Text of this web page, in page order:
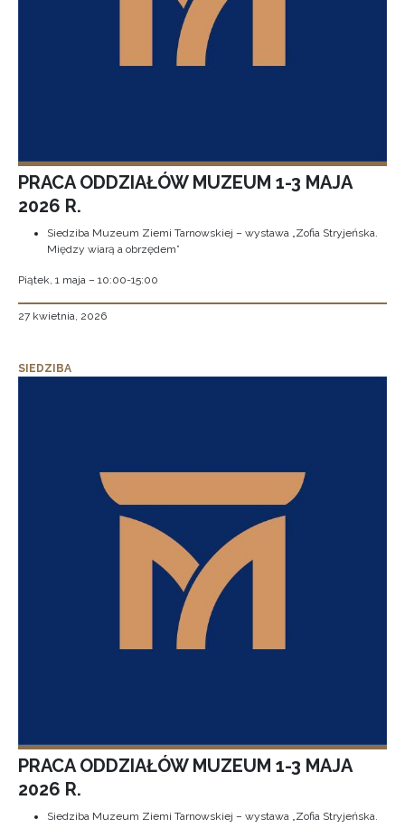
PRACA ODDZIAŁÓW MUZEUM 1-3 MAJA
2026 R.
Siedziba Muzeum Ziemi Tarnowskiej – wystawa „Zofia Stryjeńska.
Między wiarą a obrzędem”
Piątek, 1 maja – 10:00-15:00
27 kwietnia, 2026
SIEDZIBA
PRACA ODDZIAŁÓW MUZEUM 1-3 MAJA
2026 R.
Siedziba Muzeum Ziemi Tarnowskiej – wystawa „Zofia Stryjeńska.